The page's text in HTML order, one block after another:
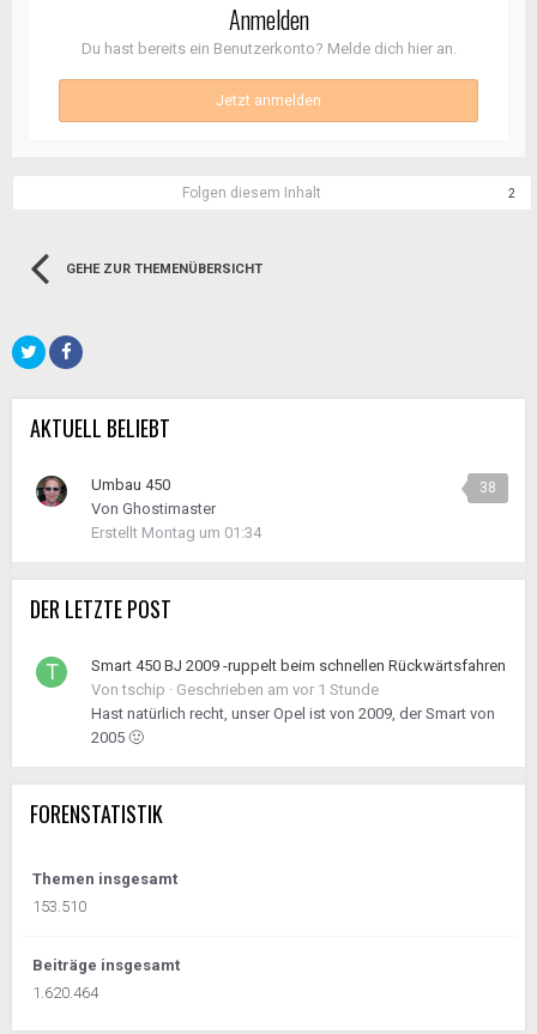
Anmelden
Du hast bereits ein Benutzerkonto? Melde dich hier an.
Jetzt anmelden
Folgen diesem Inhalt 2
GEHE ZUR THEMENÜBERSICHT
AKTUELL BELIEBT
38
Umbau 450
Von Ghostimaster
Erstellt Montag um 01:34
DER LETZTE POST
Smart 450 BJ 2009 -ruppelt beim schnellen Rückwärtsfahren
Vontschip · Geschrieben am vor 1 Stunde
Hast natürlich recht, unser Opel ist von 2009, der Smart von
2005 🤢
FORENSTATISTIK
Themen insgesamt
153.510
Beiträge insgesamt
1.620.464